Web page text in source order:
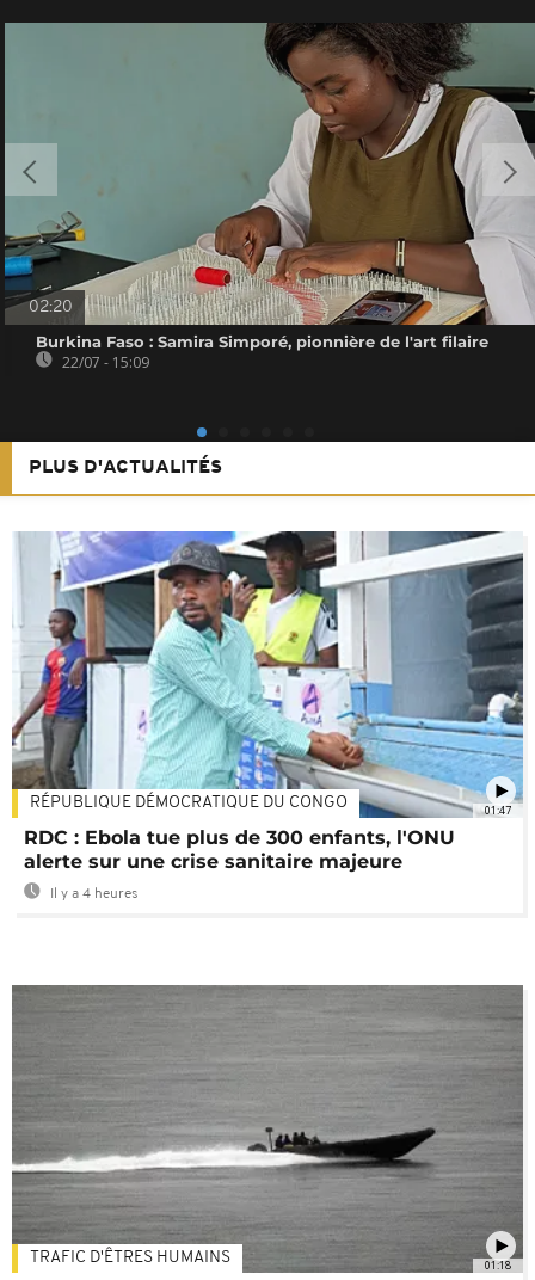
02:20
Burkina Faso : Samira Simporé, pionnière de l'art filaire
22/07 - 15:09
PLUS D'ACTUALITÉS
01:47
RÉPUBLIQUE DÉMOCRATIQUE DU CONGO
RDC : Ebola tue plus de 300 enfants, l'ONU
alerte sur une crise sanitaire majeure
Il y a 4 heures
01:18
TRAFIC D'ÊTRES HUMAINS